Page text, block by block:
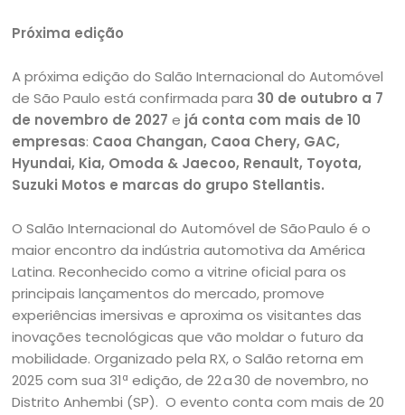
Próxima edição
A próxima edição do Salão Internacional do Automóvel
de São Paulo está confirmada para 30 de outubro a 7
de novembro de 2027 e já conta com mais de 10
empresas: Caoa Changan, Caoa Chery, GAC,
Hyundai, Kia, Omoda & Jaecoo, Renault, Toyota,
Suzuki Motos e marcas do grupo Stellantis.
O Salão Internacional do Automóvel de São Paulo é o
maior encontro da indústria automotiva da América
Latina. Reconhecido como a vitrine oficial para os
principais lançamentos do mercado, promove
experiências imersivas e aproxima os visitantes das
inovações tecnológicas que vão moldar o futuro da
mobilidade. Organizado pela RX, o Salão retorna em
2025 com sua 31ª edição, de 22 a 30 de novembro, no
Distrito Anhembi (SP). O evento conta com mais de 20